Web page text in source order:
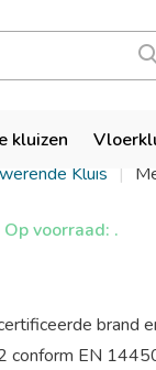
kluizenS2 W
Kluis
Op voorraad: .
brand
conform EN